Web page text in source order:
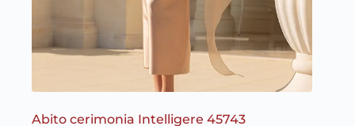
Abito cerimonia Intelligere 45743